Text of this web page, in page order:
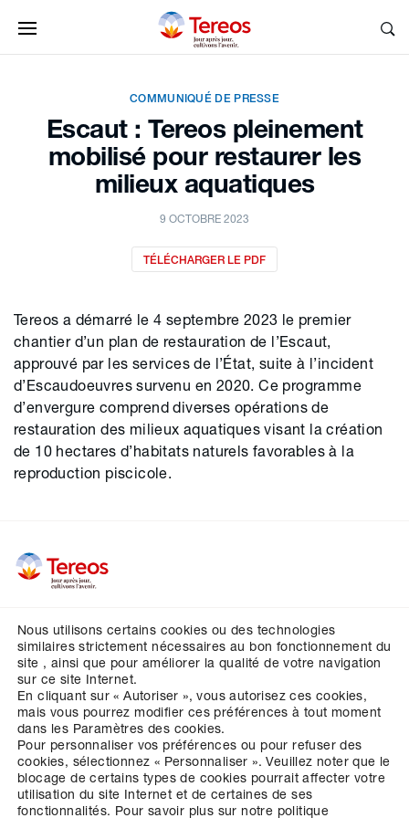
COMMUNIQUÉ DE PRESSE
Escaut : Tereos pleinement
mobilisé pour restaurer les
milieux aquatiques
9 OCTOBRE 2023
TÉLÉCHARGER LE PDF
Tereos a démarré le 4 septembre 2023 le premier
chantier d’un plan de restauration de l’Escaut,
approuvé par les services de l’État, suite à l’incident
d’Escaudoeuvres survenu en 2020. Ce programme
d’envergure comprend diverses opérations de
restauration des milieux aquatiques visant la création
de 10 hectares d’habitats naturels favorables à la
reproduction piscicole.
Vos contacts
Crédits
Mentions légales
Données personnelles
Cookies
Paramétrer la gestion des cookies
Nous utilisons certains cookies ou des technologies
similaires strictement nécessaires au bon fonctionnement du
site , ainsi que pour améliorer la qualité de votre navigation
sur ce site Internet.
En cliquant sur « Autoriser », vous autorisez ces cookies,
mais vous pourrez modifier ces préférences à tout moment
dans les Paramètres des cookies.
Pour personnaliser vos préférences ou pour refuser des
cookies, sélectionnez « Personnaliser ».Veuillez noter que le
blocage de certains types de cookies pourrait affecter votre
utilisation du site Internet et de certaines de ses
fonctionnalités. Pour savoir plus sur notre politique